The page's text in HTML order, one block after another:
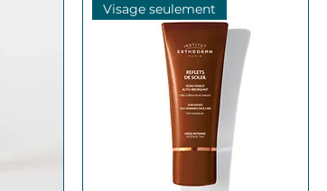
Visage seulement